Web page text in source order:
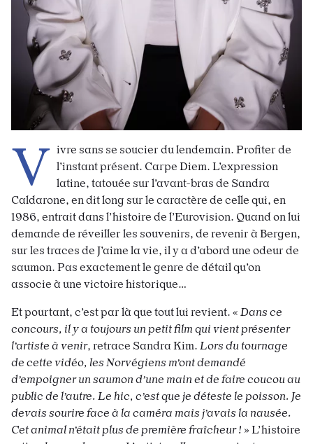
V ivre sans se soucier du lendemain. Profiter de
l’instant présent. Carpe Diem. L’expression
latine, tatouée sur l’avant-bras de Sandra
Caldarone, en dit long sur le caractère de celle qui, en
1986, entrait dans l’histoire de l’Eurovision. Quand on lui
demande de réveiller les souvenirs, de revenir à Bergen,
sur les traces de J’aime la vie, il y a d’abord une odeur de
saumon. Pas exactement le genre de détail qu’on
associe à une victoire historique…
Et pourtant, c’est par là que tout lui revient. « Dans ce
concours, il y a toujours un petit film qui vient présenter
l’artiste à venir, retrace Sandra Kim. Lors du tournage
de cette vidéo, les Norvégiens m’ont demandé
d’empoigner un saumon d’une main et de faire coucou au
public de l’autre. Le hic, c’est que je déteste le poisson. Je
devais sourire face à la caméra mais j’avais la nausée.
Cet animal n’était plus de première fraîcheur ! » L’histoire